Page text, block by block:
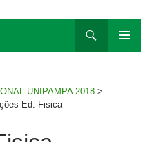
UNIPAMPA 2018 >
Ed. Fisica